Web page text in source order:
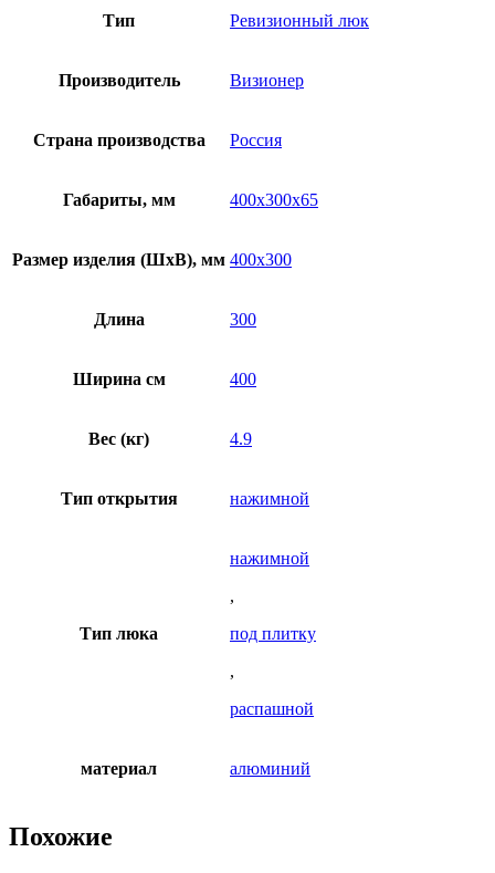
Тип Ревизионный люк
Производитель Визионер
Страна производства Россия
Габариты, мм 400х300х65
Размер изделия (ШхВ), мм 400х300
Длина 300
Ширина см 400
Вес (кг) 4.9
Тип открытия нажимной
Тип люка
нажимной
,
под плитку
,
распашной
материал алюминий
Похожие